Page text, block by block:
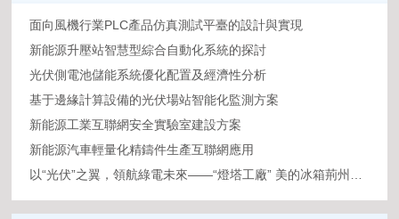
面向風機行業PLC產品仿真測試平臺的設計與實現
新能源升壓站智慧型綜合自動化系統的探討
光伏側電池儲能系統優化配置及經濟性分析
基于邊緣計算設備的光伏場站智能化監測方案
新能源工業互聯網安全實驗室建設方案
新能源汽車輕量化精鑄件生產互聯網應用